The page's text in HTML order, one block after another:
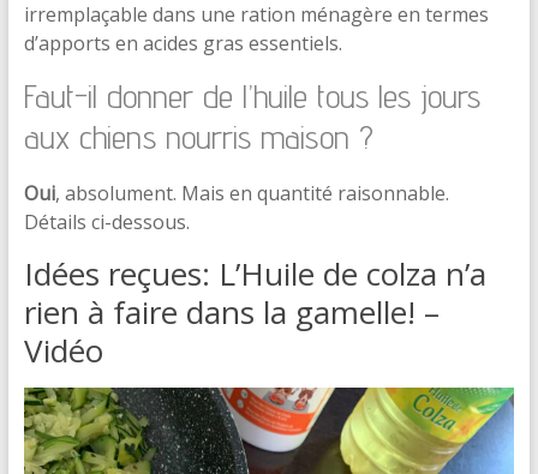
irremplaçable dans une ration ménagère en termes
d’apports en acides gras essentiels.
Faut-il donner de l’huile tous les jours
aux chiens nourris maison ?
Oui, absolument. Mais en quantité raisonnable.
Détails ci-dessous.
Idées reçues: L’Huile de colza n’a
rien à faire dans la gamelle! –
Vidéo